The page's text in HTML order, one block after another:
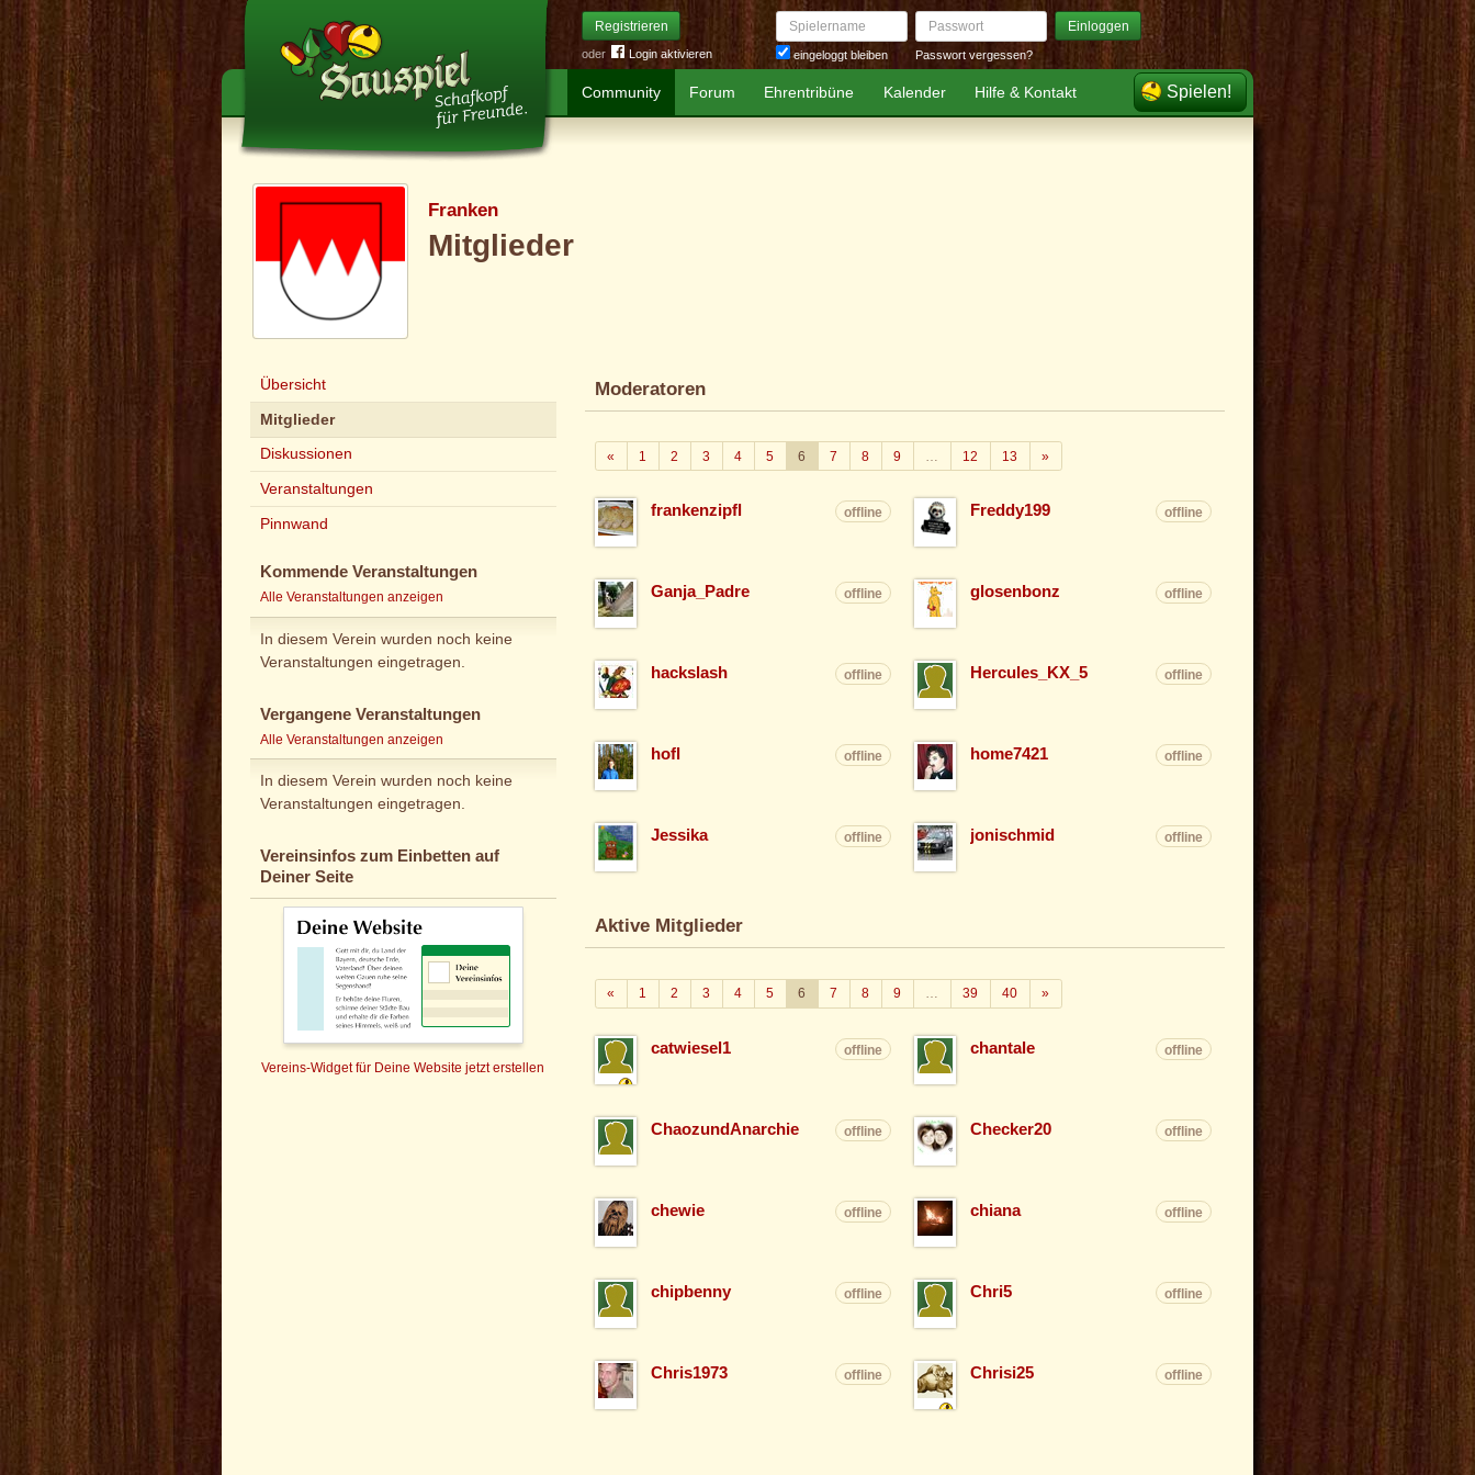
Registrieren
oder Login aktivieren
Spielername
eingeloggt bleiben
Passwort Einloggen
Passwort vergessen?
Community Forum Ehrentribüne Kalender Hilfe & Kontakt Spielen!
Franken
Mitglieder
Übersicht
Mitglieder
Diskussionen
Veranstaltungen
Pinnwand
Kommende Veranstaltungen
Alle Veranstaltungen anzeigen
In diesem Verein wurden noch keine
Veranstaltungen eingetragen.
Vergangene Veranstaltungen
Alle Veranstaltungen anzeigen
In diesem Verein wurden noch keine
Veranstaltungen eingetragen.
Vereinsinfos zum Einbetten auf
Deiner Seite
Vereins-Widget für Deine Website jetzt erstellen
Moderatoren
« Zurück
1 2 3 4 5 6 7 8 9 12 13 »Weiter
frankenzipfl offline Freddy199 offline
Ganja_Padre offline glosenbonz offline
hackslash offline Hercules_KX_5 offline
hofl offline home7421 offline
Jessika offline jonischmid offline
Aktive Mitglieder
« Zurück
1 2 3 4 5 6 7 8 9 … 39 40 »Weiter
catwiesel1 offline chantale offline
ChaozundAnarchie offline Checker20 offline
chewie offline chiana offline
chipbenny offline Chri5 offline
Chris1973 offline Chrisi25 offline